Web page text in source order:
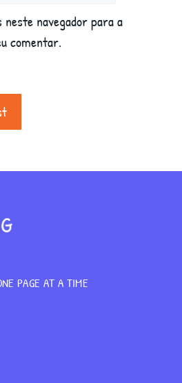
neste navegador para a
comentar.
PAGE AT A TIME